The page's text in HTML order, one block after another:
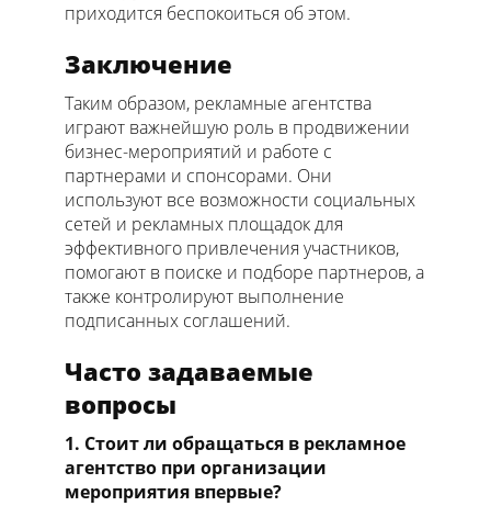
приходится беспокоиться об этом.
Заключение
Таким образом, рекламные агентства
играют важнейшую роль в продвижении
бизнес-мероприятий и работе с
партнерами и спонсорами. Они
используют все возможности социальных
сетей и рекламных площадок для
эффективного привлечения участников,
помогают в поиске и подборе партнеров, а
также контролируют выполнение
подписанных соглашений.
Часто задаваемые
вопросы
1. Стоит ли обращаться в рекламное
агентство при организации
мероприятия впервые?